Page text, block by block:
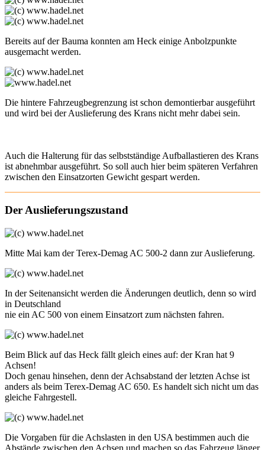
Bereits auf der Bauma konnten am Heck einige Anbolzpunkte
ausgemacht werden.
Die hintere Fahrzeugbegrenzung ist schon demontierbar ausgeführt
und wird bei der Auslieferung des Krans nicht mehr dabei sein.
Auch die Halterung für das selbstständige Aufballastieren des Krans
ist abnehmbar ausgeführt. So soll auch hier beim späteren Verfahren
zwischen den Einsatzorten Gewicht gespart werden.
Der Auslieferungszustand
Mitte Mai kam der Terex-Demag AC 500-2 dann zur Auslieferung.
In der Seitenansicht werden die Änderungen deutlich, denn so wird
in Deutschland
nie ein AC 500 von einem Einsatzort zum nächsten fahren.
Beim Blick auf das Heck fällt gleich eines auf: der Kran hat 9
Achsen!
Doch genau hinsehen, denn der Achsabstand der letzten Achse ist
anders als beim Terex-Demag AC 650. Es handelt sich nicht um das
gleiche Fahrgestell.
Die Vorgaben für die Achslasten in den USA bestimmen auch die
Abstände zwischen den Achsen und machen so das Fahrzeug länger